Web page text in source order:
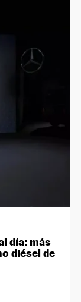
día: más
diésel de